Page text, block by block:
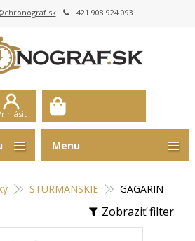
+421 908 924 093
STURMANSKIE GAGARIN
Zobraziť filter
Menu